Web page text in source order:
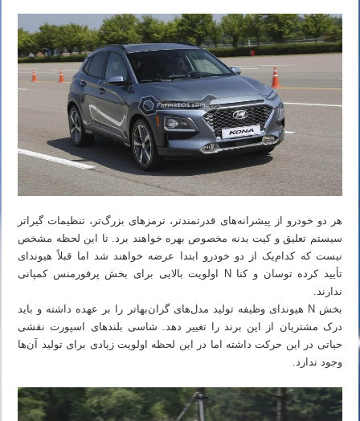
هر دو خودرو از پیشرانه‌های قدرتمندتر، ترمزهای بزرگ‌تر، تنظیمات گیراتر
سیستم تعلیق و کیت بدنه مخصوص بهره خواهند برد. تا این لحظه مشخص
نیست که کدام‌یک از دو خودرو ابتدا عرضه خواهند شد اما قبلاً هیوندای
تأیید کرده توسان و کنا N اولویت بالایی برای بخش پرفورمنس کمپانی
ندارند.
بخش N هیوندای وظیفه تولید مدل‌های گران‌بهاتر را بر عهده داشته و باید
درک مشتریان از این برند را تغییر دهد. شاسی بلندهای اسپورت نقشی
حیاتی در این حرکت داشته اما در این لحظه اولویت زیادی برای تولید آن‌ها
وجود ندارد.